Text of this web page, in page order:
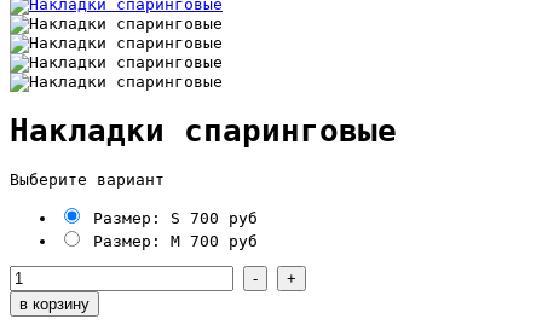
Накладки спаринговые
Выберите вариант
Размер: S 700 руб
Размер: M 700 руб